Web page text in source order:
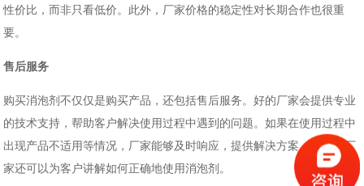
性价比，而非只看低价。 此外，厂家价格的稳定性对长期合作也很重
要。
售后服务
购买消泡剂不仅仅是购买产品，还包括售后服务。好的厂家会提供专业
的技术支持，帮助客户解决使用过程中遇到的问题。如果在使用过程中
出现产品不适用等情况，厂家能够及时响应，提供解决方案。此外，厂
家还可以为客户讲解如何正确地使用消泡剂。